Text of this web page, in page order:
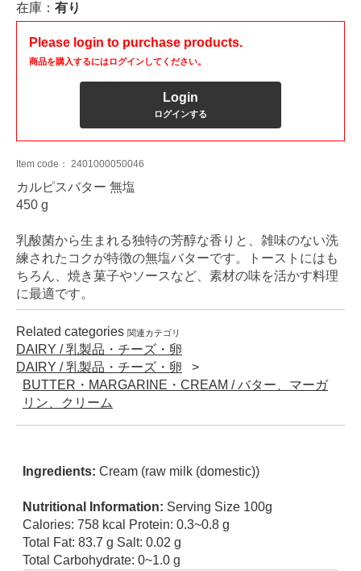
在庫： 有り
Please login to purchase products.
商品を購入するにはログインしてください。
Login
ログインする
Item code： 2401000050046
カルピスバター 無塩
450 g
乳酸菌から生まれる独特の芳醇な香りと、雑味のない洗
練されたコクが特徴の無塩バターです。トーストにはも
ちろん、焼き菓子やソースなど、素材の味を活かす料理
に最適です。
Related categories 関連カテゴリ
DAIRY / 乳製品・チーズ・卵
DAIRY / 乳製品・チーズ・卵
BUTTER・MARGARINE・CREAM / バター、マーガ
リン、クリーム
Ingredients: Cream (raw milk (domestic))
Nutritional Information: Serving Size 100g
Calories: 758 kcal Protein: 0.3~0.8 g
Total Fat: 83.7 g Salt: 0.02 g
Total Carbohydrate: 0~1.0 g